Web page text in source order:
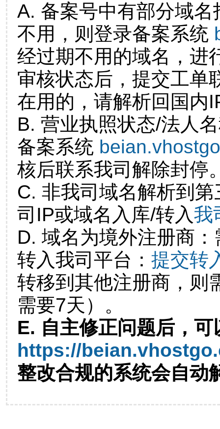
A. 备案号中有部分域
不用，则登录备案系统
经过期不用的域名，进
审核状态后，提交工单
在用的，请解析回国内
B. 营业执照状态/法人
备案系统
核后联系我司解除封停
C. 非我司域名解析到
司IP或域名入库/转入我
D. 域名为境外注册商
转入我司平台： 提交转
转移到其他注册商，则
需要7天）。
E. 自主修正问题后，可
https://
整改合规的系统会自动